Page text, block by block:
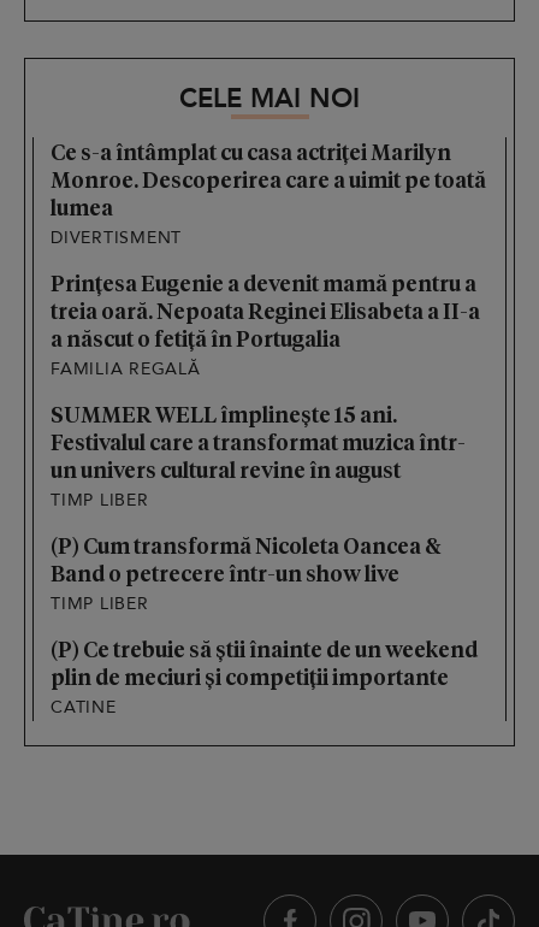
CELE MAI NOI
Ce s-a întâmplat cu casa actriței Marilyn
Monroe. Descoperirea care a uimit pe toată
lumea
DIVERTISMENT
Prințesa Eugenie a devenit mamă pentru a
treia oară. Nepoata Reginei Elisabeta a II-a
a născut o fetiță în Portugalia
FAMILIA REGALĂ
SUMMER WELL împlinește 15 ani.
Festivalul care a transformat muzica într-
un univers cultural revine în august
TIMP LIBER
(P) Cum transformă Nicoleta Oancea &
Band o petrecere într-un show live
TIMP LIBER
(P) Ce trebuie să știi înainte de un weekend
plin de meciuri și competiții importante
CATINE